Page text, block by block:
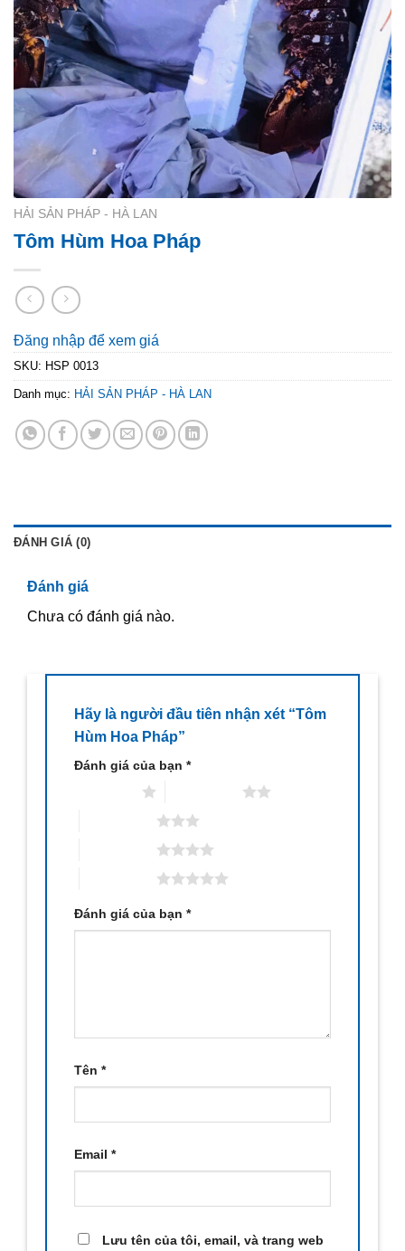
HẢI SẢN PHÁP - HÀ LAN
Tôm Hùm Hoa Pháp
Đăng nhập để xem giá
SKU: HSP 0013
Danh mục: HẢI SẢN PHÁP - HÀ LAN
ĐÁNH GIÁ (0)
Đánh giá
Chưa có đánh giá nào.
Hãy là người đầu tiên nhận xét “Tôm
Hùm Hoa Pháp”
Đánh giá của bạn *
Đánh giá của bạn *
Tên *
Email *
Lưu tên của tôi, email, và trang web